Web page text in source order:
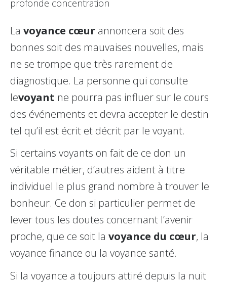
profonde concentration
La voyance cœur annoncera soit des
bonnes soit des mauvaises nouvelles, mais
ne se trompe que très rarement de
diagnostique. La personne qui consulte
levoyant ne pourra pas influer sur le cours
des événements et devra accepter le destin
tel qu’il est écrit et décrit par le voyant.
Si certains voyants on fait de ce don un
véritable métier, d’autres aident à titre
individuel le plus grand nombre à trouver le
bonheur. Ce don si particulier permet de
lever tous les doutes concernant l’avenir
proche, que ce soit la voyance du cœur, la
voyance finance ou la voyance santé.
Si la voyance a toujours attiré depuis la nuit